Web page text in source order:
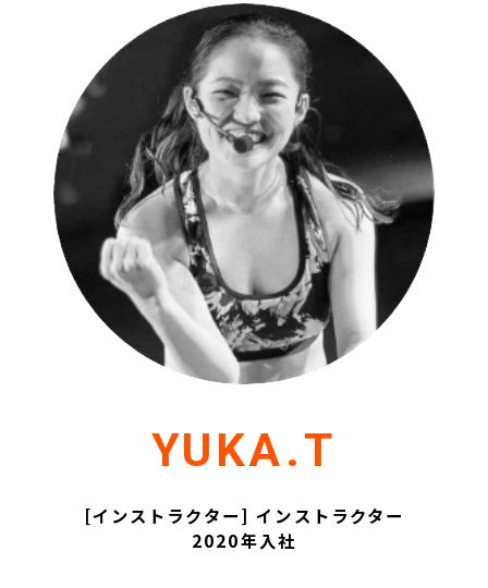
YUKA.T
[インストラクター] インストラクター
2020年入社